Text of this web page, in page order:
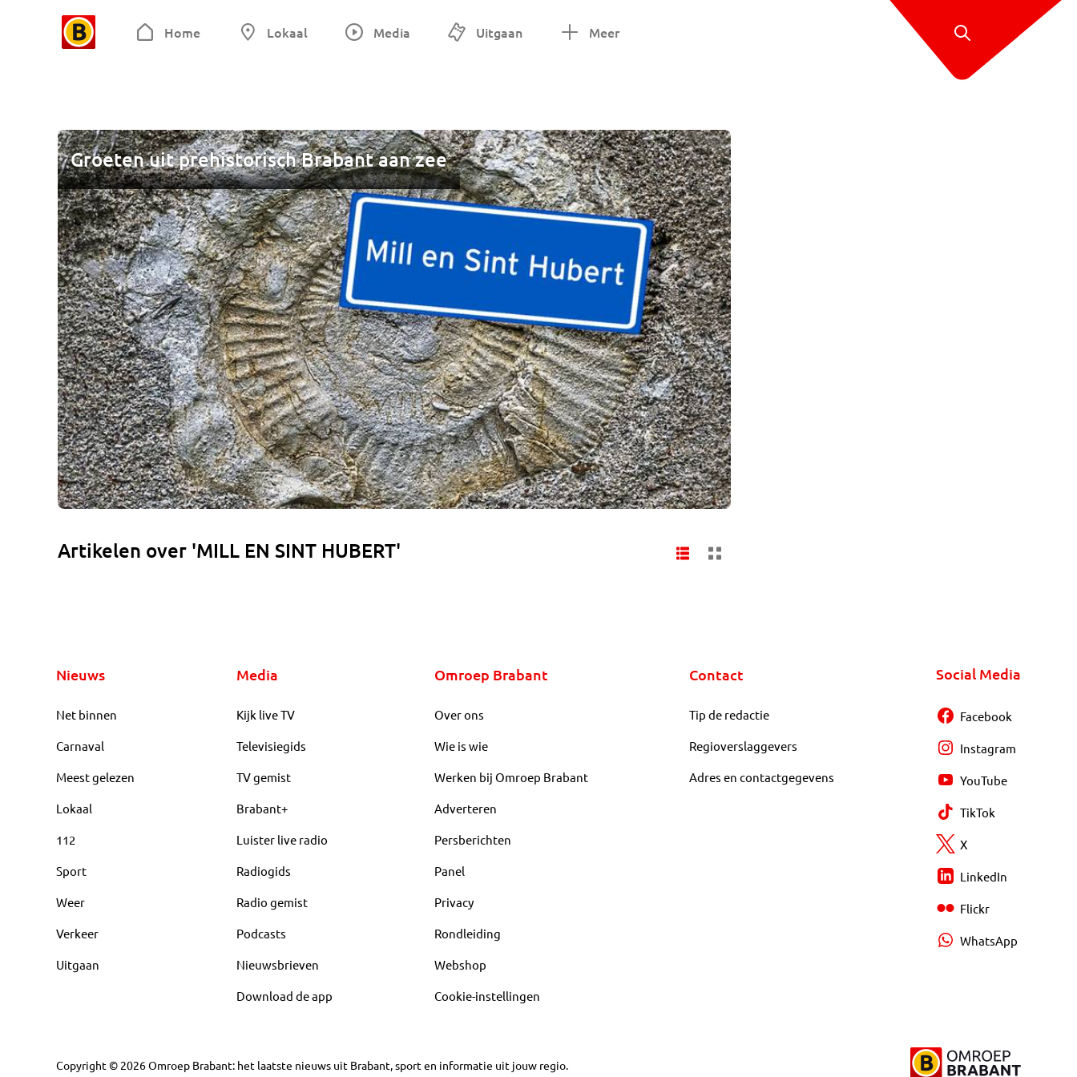
Home Lokaal Media Uitgaan Meer
Groeten uit prehistorisch Brabant aan zee
Artikelen over 'MILL EN SINT HUBERT'
Nieuws
Net binnen
Carnaval
Meest gelezen
Lokaal
112
Sport
Weer
Verkeer
Uitgaan
Media
Kijk live TV
Televisiegids
TV gemist
Brabant+
Luister live radio
Radiogids
Radio gemist
Podcasts
Nieuwsbrieven
Download de app
Omroep Brabant
Over ons
Wie is wie
Werken bij Omroep Brabant
Adverteren
Persberichten
Panel
Privacy
Rondleiding
Webshop
Cookie-instellingen
Contact
Tip de redactie
Regioverslaggevers
Adres en contactgegevens
Social Media
Facebook
Instagram
YouTube
TikTok
X
LinkedIn
Flickr
WhatsApp
Copyright © 2026Omroep Brabant: het laatste nieuws uit Brabant, sport en informatie uit jouw regio.